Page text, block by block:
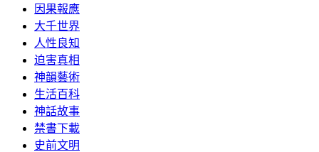
因果報應
大千世界
人性良知
迫害真相
神韻藝術
生活百科
神話故事
禁書下載
史前文明